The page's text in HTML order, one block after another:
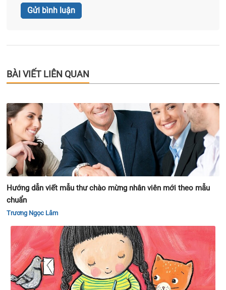
BÀI VIẾT LIÊN QUAN
Hướng dẫn viết mẫu thư chào mừng nhân viên mới theo mẫu
chuẩn
Trương Ngọc Lâm